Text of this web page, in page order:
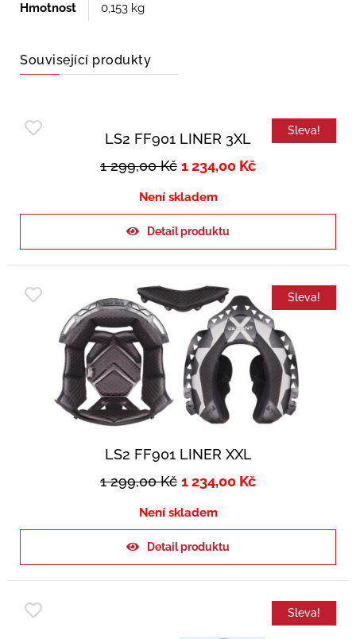
Hmotnost 0,153 kg
Související produkty
Sleva!
LS2 FF901 LINER 3XL
1 299,00Kč 1 234,00 Kč
Není skladem
Detail produktu
Sleva!
LS2 FF901 LINER XXL
1 299,00Kč 1 234,00 Kč
Není skladem
Detail produktu
Sleva!